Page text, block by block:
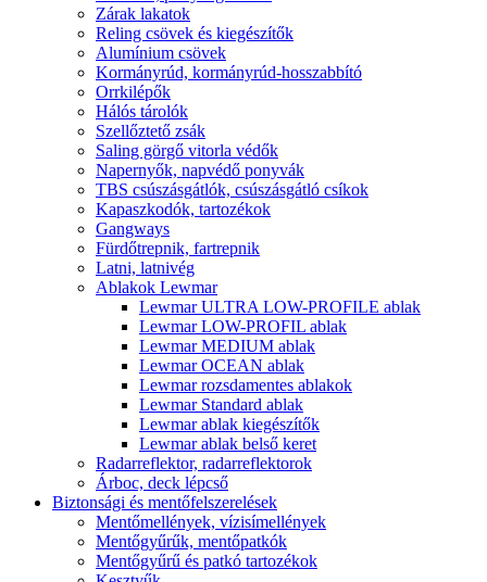
Zárak lakatok
Reling csövek és kiegészítők
Alumínium csövek
Kormányrúd, kormányrúd-hosszabbító
Orrkilépők
Hálós tárolók
Szellőztető zsák
Saling görgő vitorla védők
Napernyők, napvédő ponyvák
TBS csúszásgátlók, csúszásgátló csíkok
Kapaszkodók, tartozékok
Gangways
Fürdőtrepnik, fartrepnik
Latni, latnivég
Ablakok Lewmar
Lewmar ULTRA LOW-PROFILE ablak
Lewmar LOW-PROFIL ablak
Lewmar MEDIUM ablak
Lewmar OCEAN ablak
Lewmar rozsdamentes ablakok
Lewmar Standard ablak
Lewmar ablak kiegészítők
Lewmar ablak belső keret
Radarreflektor, radarreflektorok
Árboc, deck lépcső
Biztonsági és mentőfelszerelések
Mentőmellények, vízisímellények
Mentőgyűrűk, mentőpatkók
Mentőgyűrű és patkó tartozékok